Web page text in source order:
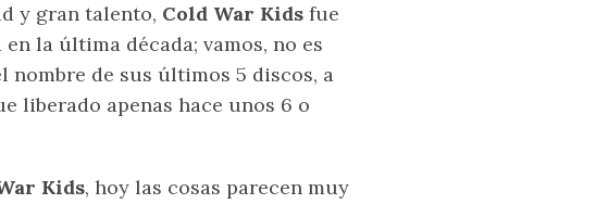
y gran talento, Cold War Kids fue
la última década; vamos, no es
nombre de sus últimos 5 discos, a
liberado apenas hace unos 6 o
Kids, hoy las cosas parecen muy